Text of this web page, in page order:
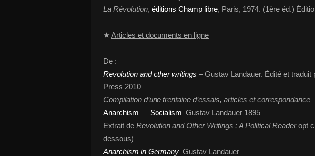
La Révolution, éditions Champ libre, Paris, 1974. (1ère éd.)
★ Articles et documents en ligne
De :
Revolution and other writings – Gustav Landauer. Édité et traduit
Press 2010
Compilation d’une trentaine d’essais, articles et correspondance
Anarchism — Socialism Gustav Landauer 1895
Extrait de Revolution and Other Writings : A Political Readeropt
dessous)
Anarchism in Germany Gustav Landauer